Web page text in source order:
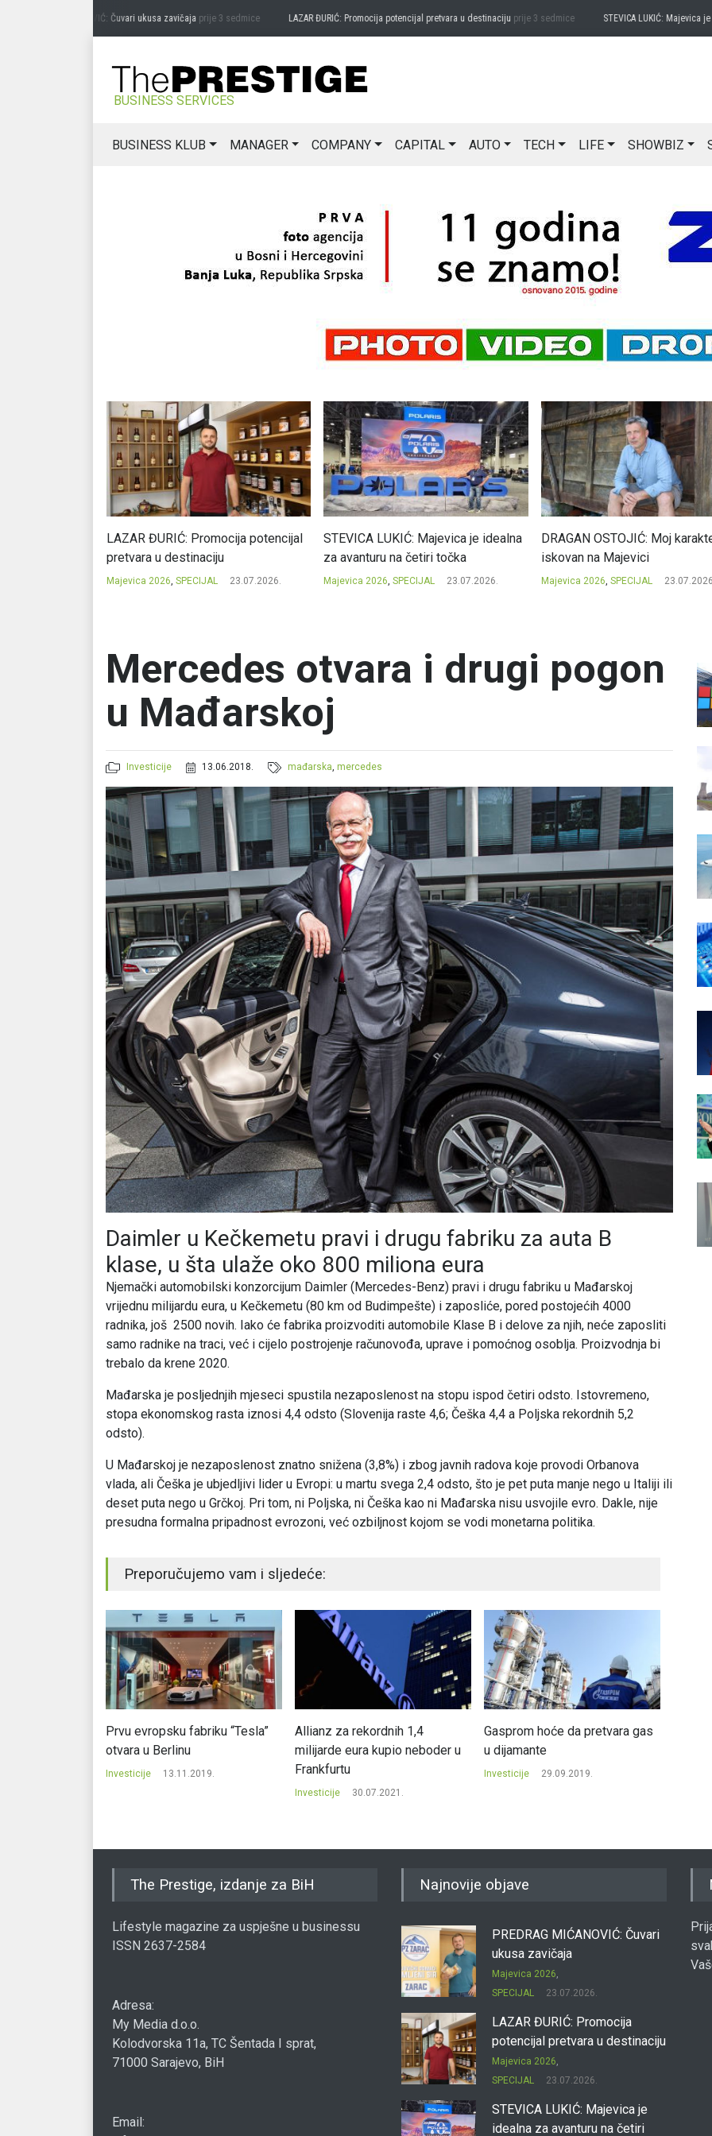
PREDRAG MIĆANOVIĆ: Čuvari ukusa zavičajaprije 3 sedmice LAZAR ĐURIĆ: Promocija potencijal pretvara u destinacijuprije 3 sedmice STEVICA LUKIĆ: Majevica je
BUSINESS SERVICES
BUSINESS KLUB MANAGER COMPANY CAPITAL AUTO TECH LIFE SHOWBIZ
LAZAR ĐURIĆ: Promocija potencijal
pretvara u destinaciju
Majevica 2026, SPECIJAL 23.07.2026.
STEVICA LUKIĆ: Majevica je idealna
za avanturu na četiri točka
Majevica 2026, SPECIJAL 23.07.2026.
DRAGAN OSTOJIĆ: Moj
iskovan na Majevici
Majevica 2026, SPECIJAL
Mercedes otvara i drugi pogon
u Mađarskoj
Investicije 13.06.2018. mađarska,mercedes
Daimler u Kečkemetu pravi i drugu fabriku za auta B
klase, u šta ulaže oko 800 miliona eura
Njemački automobilski konzorcijum Daimler (Mercedes-Benz) pravi i drugu fabriku u Mađarskoj
vrijednu milijardu eura, u Kečkemetu (80 km od Budimpešte) i zaposliće, pored postojećih 4000
radnika, još 2500 novih. Iako će fabrika proizvoditi automobile Klase B i delove za njih, neće zaposliti
samo radnike na traci, već i cijelo postrojenje računovođa, uprave i pomoćnog osoblja. Proizvodnja bi
trebalo da krene 2020.
Mađarska je posljednjih mjeseci spustila nezaposlenost na stopu ispod četiri odsto. Istovremeno,
stopa ekonomskog rasta iznosi 4,4 odsto (Slovenija raste 4,6; Češka 4,4 a Poljska rekordnih 5,2
odsto).
U Mađarskoj je nezaposlenost znatno snižena (3,8%) i zbog javnih radova koje provodi Orbanova
vlada, ali Češka je ubjedljivi lider u Evropi: u martu svega 2,4 odsto, što je pet puta manje nego u Italiji ili
deset puta nego u Grčkoj. Pri tom, ni Poljska, ni Češka kao ni Mađarska nisu usvojile evro. Dakle, nije
presudna formalna pripadnost evrozoni, već ozbiljnost kojom se vodi monetarna politika.
Preporučujemo vam i sljedeće:
Prvu evropsku fabriku “Tesla”
otvara u Berlinu
Investicije 13.11.2019.
Allianz za rekordnih 1,4
milijarde eura kupio neboder u
Frankfurtu
Investicije 30.07.2021.
Gasprom hoće da pretvara gas
u dijamante
Investicije 29.09.2019.
The Prestige, izdanje za BiH
Lifestyle magazine za uspješne u businessu
ISSN 2637-2584
Adresa:
My Media d.o.o.
Kolodvorska 11a, TC Šentada I sprat,
71000 Sarajevo, BiH
Email:
Najnovije objave
PREDRAG MIĆANOVIĆ: Čuvari
ukusa zavičaja
Majevica 2026
SPECIJAL
23.07.2026.
LAZAR ĐURIĆ: Promocija
potencijal pretvara u destinaciju
Majevica 2026
SPECIJAL
23.07.2026.
STEVICA LUKIĆ: Majevica je
idealna za avanturu na četiri